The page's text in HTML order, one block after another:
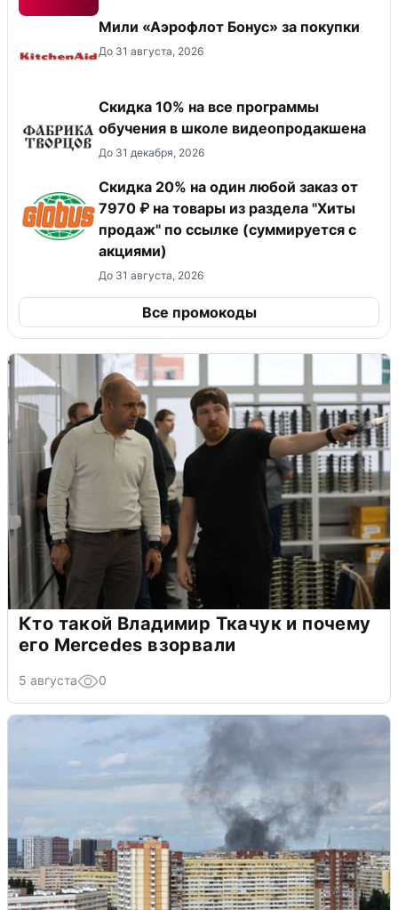
Мили «Аэрофлот Бонус» за покупки
До 31 августа, 2026
Скидка 10% на все программы
обучения в школе видеопродакшена
До 31 декабря, 2026
Скидка 20% на один любой заказ от
7970 ₽ на товары из раздела "Хиты
продаж" по ссылке (суммируется с
акциями)
До 31 августа, 2026
Все промокоды
Кто такой Владимир Ткачук и почему
его Mercedes взорвали
5 августа 0